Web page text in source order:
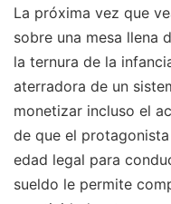
La próxima vez que
sobre una mesa llena
la ternura de la
aterradora de un
monetizar incluso el
de que el
edad legal para
sueldo le permite